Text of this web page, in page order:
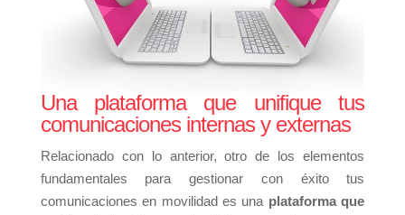
Una plataforma que unifique tus
comunicaciones internas y externas
Relacionado con lo anterior, otro de los elementos
fundamentales para gestionar con éxito tus
comunicaciones en movilidad es una plataforma que